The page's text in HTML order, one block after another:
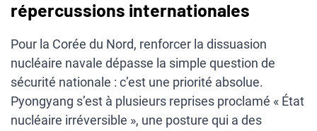
répercussions internationales
Pour la Corée du Nord, renforcer la dissuasion
nucléaire navale dépasse la simple question de
sécurité nationale : c’est une priorité absolue.
Pyongyang s’est à plusieurs reprises proclamé « État
nucléaire irréversible », une posture qui a des